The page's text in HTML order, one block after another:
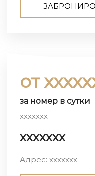
от
за номер в сутки
ххххххх
ххххххх
Адрес: ххххххх